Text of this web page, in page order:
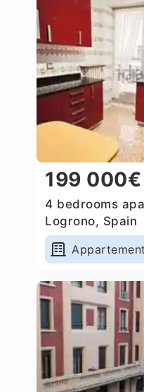
199 000€
4 bedrooms
Logrono, Spain
Appartement